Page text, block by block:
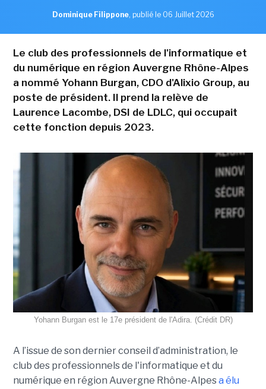
Dominique Filippone, publié le 06 Juillet 2026
Le club des professionnels de l'informatique et
du numérique en région Auvergne Rhône-Alpes
a nommé Yohann Burgan, CDO d'Alixio Group, au
poste de président. Il prend la relève de
Laurence Lacombe, DSI de LDLC, qui occupait
cette fonction depuis 2023.
Yohann Burgan est le 17e président de l'Adira. (Crédit DR)
A l’issue de son dernier conseil d’administration, le
club des professionnels de l'informatique et du
numérique en région Auvergne Rhône-Alpesa élu